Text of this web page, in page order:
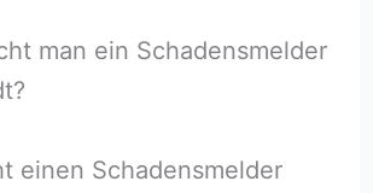
man ein Schadensmelder
einen Schadensmelder